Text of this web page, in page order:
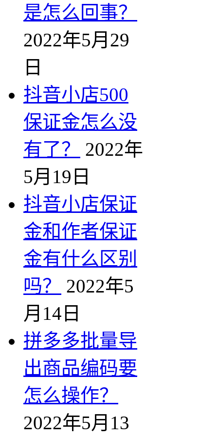
是怎么回事？
2022年5月29
日
抖音小店500
保证金怎么没
有了？
2022年
5月19日
抖音小店保证
金和作者保证
金有什么区别
吗？
2022年5
月14日
拼多多批量导
出商品编码要
怎么操作？
2022年5月13